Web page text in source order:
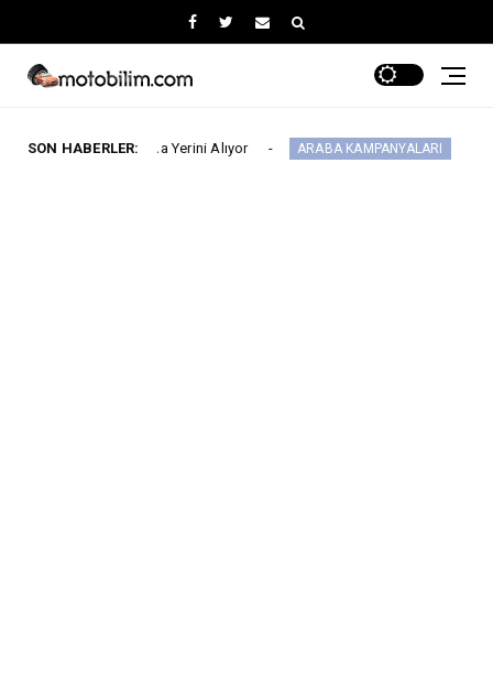
SON HABERLER:
Yerini Alıyor ARABA KAMPANYALARI MG 2.290.000